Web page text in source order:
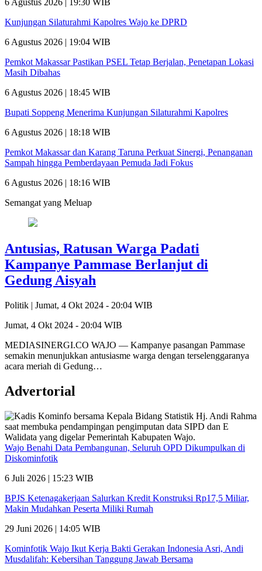
6 Agustus 2026 | 19:30 WIB
Kunjungan Silaturahmi Kapolres Wajo ke DPRD
6 Agustus 2026 | 19:04 WIB
Pemkot Makassar Pastikan PSEL Tetap Berjalan, Penetapan Lokasi
Masih Dibahas
6 Agustus 2026 | 18:45 WIB
Bupati Soppeng Menerima Kunjungan Silaturahmi Kapolres
6 Agustus 2026 | 18:18 WIB
Pemkot Makassar dan Karang Taruna Perkuat Sinergi, Penanganan
Sampah hingga Pemberdayaan Pemuda Jadi Fokus
6 Agustus 2026 | 18:16 WIB
Semangat yang Meluap
Antusias, Ratusan Warga Padati
Kampanye Pammase Berlanjut di
Gedung Aisyah
Politik | Jumat, 4 Okt 2024 - 20:04 WIB
Jumat, 4 Okt 2024 - 20:04 WIB
MEDIASINERGI.CO WAJO — Kampanye pasangan Pammase
semakin menunjukkan antusiasme warga dengan terselenggaranya
acara meriah di Gedung…
Advertorial
Wajo Benahi Data Pembangunan, Seluruh OPD Dikumpulkan di
Diskominfotik
6 Juli 2026 | 15:23 WIB
BPJS Ketenagakerjaan Salurkan Kredit Konstruksi Rp17,5 Miliar,
Makin Mudahkan Peserta Miliki Rumah
29 Juni 2026 | 14:05 WIB
Kominfotik Wajo Ikut Kerja Bakti Gerakan Indonesia Asri, Andi
Musdalifah: Kebersihan Tanggung Jawab Bersama